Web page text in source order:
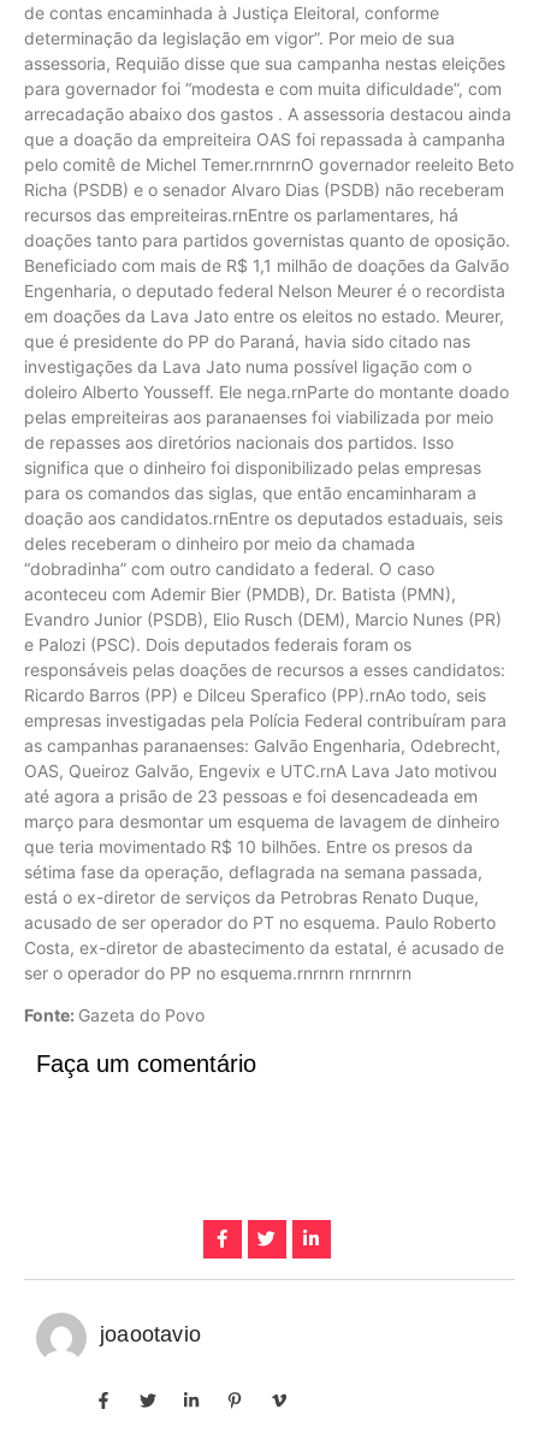
de contas encaminhada à Justiça Eleitoral, conforme
determinação da legislação em vigor”. Por meio de sua
assessoria, Requião disse que sua campanha nestas eleições
para governador foi “modesta e com muita dificuldade”, com
arrecadação abaixo dos gastos . A assessoria destacou ainda
que a doação da empreiteira OAS foi repassada à campanha
pelo comitê de Michel Temer.rnrnrnO governador reeleito Beto
Richa (PSDB) e o senador Alvaro Dias (PSDB) não receberam
recursos das empreiteiras.rnEntre os parlamentares, há
doações tanto para partidos governistas quanto de oposição.
Beneficiado com mais de R$ 1,1 milhão de doações da Galvão
Engenharia, o deputado federal Nelson Meurer é o recordista
em doações da Lava Jato entre os eleitos no estado. Meurer,
que é presidente do PP do Paraná, havia sido citado nas
investigações da Lava Jato numa possível ligação com o
doleiro Alberto Yousseff. Ele nega.rnParte do montante doado
pelas empreiteiras aos paranaenses foi viabilizada por meio
de repasses aos diretórios nacionais dos partidos. Isso
significa que o dinheiro foi disponibilizado pelas empresas
para os comandos das siglas, que então encaminharam a
doação aos candidatos.rnEntre os deputados estaduais, seis
deles receberam o dinheiro por meio da chamada
“dobradinha” com outro candidato a federal. O caso
aconteceu com Ademir Bier (PMDB), Dr. Batista (PMN),
Evandro Junior (PSDB), Elio Rusch (DEM), Marcio Nunes (PR)
e Palozi (PSC). Dois deputados federais foram os
responsáveis pelas doações de recursos a esses candidatos:
Ricardo Barros (PP) e Dilceu Sperafico (PP).rnAo todo, seis
empresas investigadas pela Polícia Federal contribuíram para
as campanhas paranaenses: Galvão Engenharia, Odebrecht,
OAS, Queiroz Galvão, Engevix e UTC.rnA Lava Jato motivou
até agora a prisão de 23 pessoas e foi desencadeada em
março para desmontar um esquema de lavagem de dinheiro
que teria movimentado R$ 10 bilhões. Entre os presos da
sétima fase da operação, deflagrada na semana passada,
está o ex-diretor de serviços da Petrobras Renato Duque,
acusado de ser operador do PT no esquema. Paulo Roberto
Costa, ex-diretor de abastecimento da estatal, é acusado de
ser o operador do PP no esquema.rnrnrn rnrnrnrn
Fonte: Gazeta do Povo
Faça um comentário
joaootavio